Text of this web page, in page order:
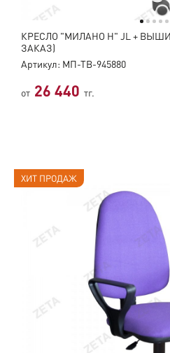
КРЕСЛО "МИЛАНО Н" JL +
ЗАКАЗ)
Артикул: МП-ТВ-945880
от 26 440 тг.
ХИТ ПРОДАЖ